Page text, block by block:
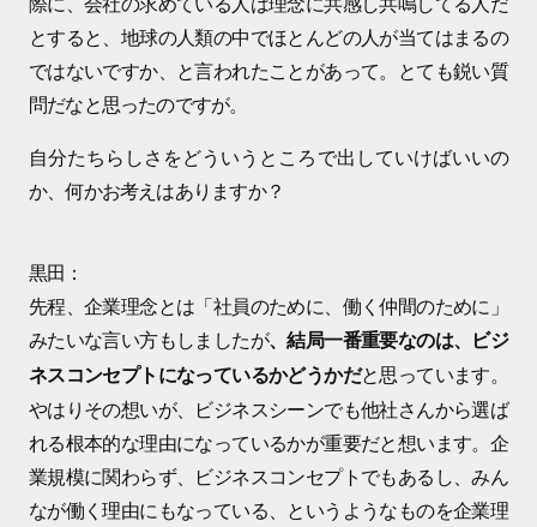
とすると、地球の人類の中でほとんどの人が当てはまるの
ではないですか、と言われたことがあって。とても鋭い質
問だなと思ったのですが。
自分たちらしさをどういうところで出していけばいいの
か、何かお考えはありますか？
黒田：
先程、企業理念とは「社員のために、働く仲間のために」
みたいな言い方もしましたが、結局一番重要なのは、ビジ
ネスコンセプトになっているかどうかだと思っています。
やはりその想いが、ビジネスシーンでも他社さんから選ば
れる根本的な理由になっているかが重要だと想います。企
業規模に関わらず、ビジネスコンセプトでもあるし、みん
なが働く理由にもなっている、というようなものを企業理